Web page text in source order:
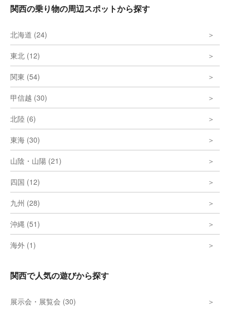
関西の乗り物の周辺スポットから探す
北海道 (24)
東北 (12)
関東 (54)
甲信越 (30)
北陸 (6)
東海 (30)
山陰・山陽 (21)
四国 (12)
九州 (28)
沖縄 (51)
海外 (1)
関西で人気の遊びから探す
展示会・展覧会 (30)